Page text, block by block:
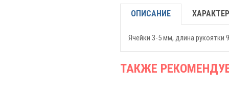
ОПИСАНИЕ
Ячейки 3-5 мм, длина рукоятки
ТАКЖЕ